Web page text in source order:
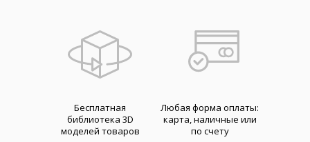
Бесплатная
библиотека 3D
моделей товаров
Любая форма оплаты:
карта, наличные или
по счету